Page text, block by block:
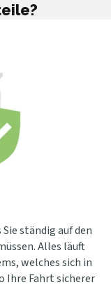
ständig auf den
Alles läuft
welches sich in
Ihre Fahrt sicherer